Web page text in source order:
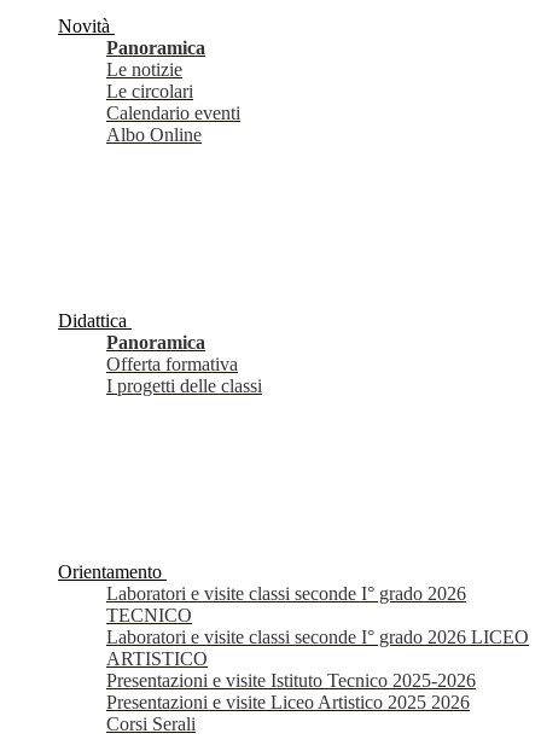
Novità
Panoramica
Le notizie
Le circolari
Calendario eventi
Albo Online
Didattica
Panoramica
Offerta formativa
I progetti delle classi
Orientamento
Laboratori e visite classi seconde I° grado 2026
TECNICO
Laboratori e visite classi seconde I° grado 2026 LICEO
ARTISTICO
Presentazioni e visite Istituto Tecnico 2025-2026
Presentazioni e visite Liceo Artistico 2025 2026
Corsi Serali